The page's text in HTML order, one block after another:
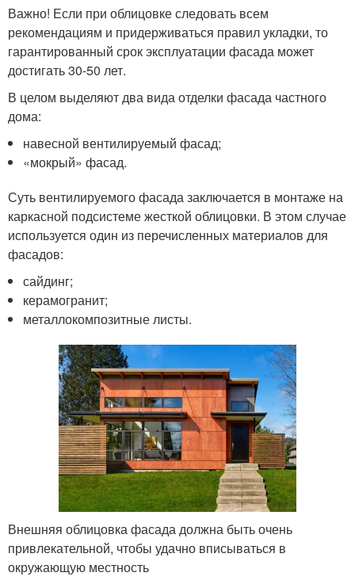
Важно! Если при облицовке следовать всем
рекомендациям и придерживаться правил укладки, то
гарантированный срок эксплуатации фасада может
достигать 30-50 лет.
В целом выделяют два вида отделки фасада частного
дома:
навесной вентилируемый фасад;
«мокрый» фасад.
Суть вентилируемого фасада заключается в монтаже на
каркасной подсистеме жесткой облицовки. В этом случае
используется один из перечисленных материалов для
фасадов:
сайдинг;
керамогранит;
металлокомпозитные листы.
Внешняя облицовка фасада должна быть очень
привлекательной, чтобы удачно вписываться в
окружающую местность